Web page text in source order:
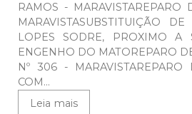
RAMOS - MARAVISTAREPARO
MARAVISTASUBSTITUIÇÃO
LOPES SODRE, PROXIMO
ENGENHO DO MATOREPARO
Nº 306 -
COM...
Leia mais